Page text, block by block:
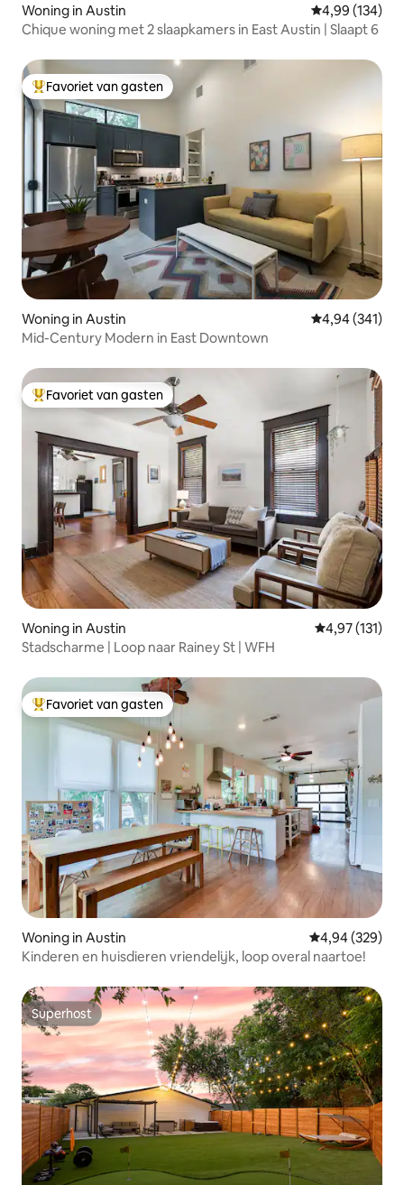
Woning in Austin Gemiddelde
4,99 (134)
Chique woning met 2 slaapkamers in East Austin | Slaapt 6
Topfavoriet van gasten
Favoriet van gasten
Woning in Austin Gemiddelde
4,94 (341)
Mid-Century Modern in East Downtown
Topfavoriet van gasten
Favoriet van gasten
Woning in Austin Gemiddelde
4,97 (131)
Stadscharme | Loop naar Rainey St | WFH
Topfavoriet van gasten
Favoriet van gasten
Woning in Austin Gemiddelde
4,94 (329)
Kinderen en huisdieren vriendelijk, loop overal naartoe!
Superhost
Superhost